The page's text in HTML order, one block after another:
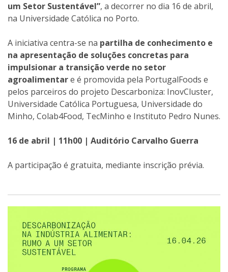
um Setor Sustentável”, a decorrer no dia 16 de abril,
na Universidade Católica no Porto.
A iniciativa centra-se na partilha de conhecimento e
na apresentação de soluções concretas para
impulsionar a transição verde no setor
agroalimentare é promovida pela PortugalFoods e
pelos parceiros do projeto Descarboniza: InovCluster,
Universidade Católica Portuguesa, Universidade do
Minho, Colab4Food, TecMinho e Instituto Pedro Nunes.
16 de abril | 11h00 | Auditório Carvalho Guerra
A participação é gratuita, mediante inscrição prévia.